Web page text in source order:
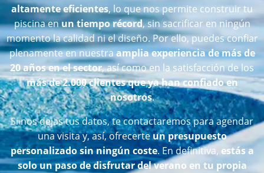
altamente eficientes, lo que nos permite construir tu
piscina en un tiempo récord, sin sacrificar en ningún
momento la calidad ni el diseño. Por ello, puedes confiar
plenamente en nuestraamplia experiencia de más de
20 años en el sector, así como en la satisfacción de los
más de 2.000 clientes que ya han confiado en
nosotros.
Si nos dejas tus datos, te contactaremos para agendar
una visita y, así, ofrecerteun presupuesto
personalizado sin ningún coste. En definitiva, estás a
solo un paso de disfrutar del verano en tu propia